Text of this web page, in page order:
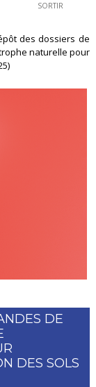
SORTIR
des dossiers de
naturelle pour
DE
DES SOLS